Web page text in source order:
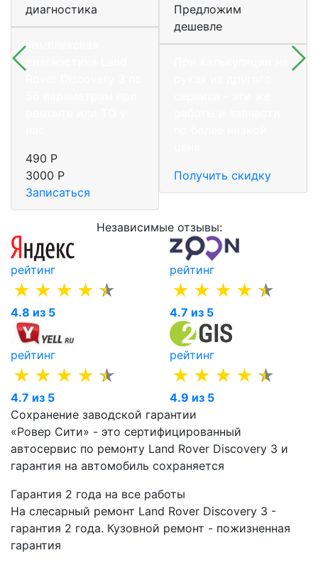
диагностика
Комплексная
490 Р
3000 Р
Записаться
Предложим
дешевле
Получить скидку
Независимые отзывы:
рейтинг
4.8 из 5
рейтинг
4.7 из 5
рейтинг
4.7 из 5
рейтинг
4.9 из 5
Сохранение заводской гарантии
«Ровер Сити» - это сертифицированный
автосервис по ремонту Land Rover Discovery 3 и
гарантия на автомобиль сохраняется
Гарантия 2 года на все работы
На слесарный ремонт Land Rover Discovery 3 -
гарантия 2 года. Кузовной ремонт - пожизненная
гарантия